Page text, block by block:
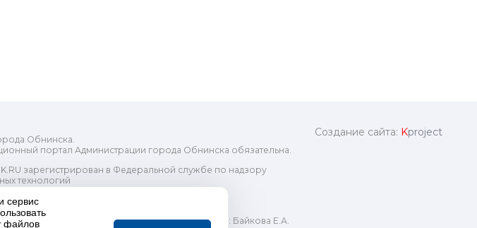
Обнинска.
портал Администрации города Обнинска обязательна.
зарегистрирован в Федеральной службе по надзору
технологий
№ ФС77-73321
округа "Город Обнинск". Главный редактор: Байкова Е.А.
Создание сайта: Kproject
сервис
файлов